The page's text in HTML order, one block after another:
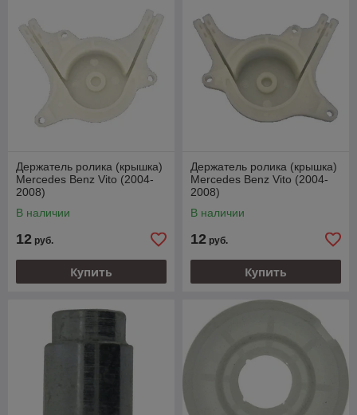
Держатель ролика (крышка)
Mercedes Benz Vito (2004-
2008)
В наличии
12 руб.
Купить
Держатель ролика (крышка)
Mercedes Benz Vito (2004-
2008)
В наличии
12 руб.
Купить